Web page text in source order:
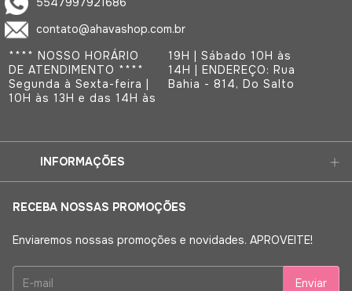
contato@ahavashop.com.br
**** NOSSO HORÁRIO
DE ATENDIMENTO ****
Segunda à Sexta-feira |
10H às 13H e das 14H às
19H | Sábado 10H às
14H | ENDEREÇO: Rua
Bahia - 814, Do Salto
INFORMAÇÕES
RECEBA NOSSAS PROMOÇÕES
Enviaremos nossas promoções e novidades. APROVEITE!